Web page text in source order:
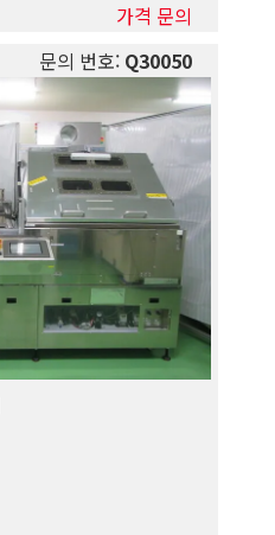
가격 문의
문의 번호:Q30050